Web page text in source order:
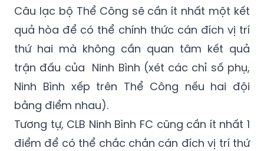
Câu lạc bộ Thể Công sẽ cần ít nhất một kết
quả hòa để có thể chính thức cán đích vị trí
thứ hai mà không cần quan tâm kết quả
trận đấu của Ninh Bình (xét các chỉ số phụ,
Ninh Bình xếp trên Thể Công nếu hai đội
bằng điểm nhau).
Tương tự, CLB Ninh Bình FC cũng cần ít nhất 1
điểm để có thể chắc chắn cán đích vị trí thứ